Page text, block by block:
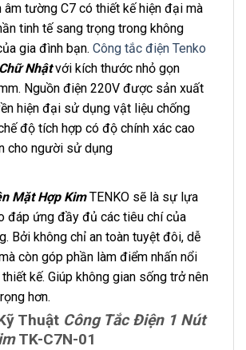
âm tường C7 có thiết kế hiện đại mà
tinh tế sang trọng trong không
gia đình bạn. Công tắc điện Tenko
Chữ Nhậtvới kích thước nhỏ gọn
Nguồn điện 220V được sản xuất
hiện đại sử dụng vật liệu chống
độ tích hợp có độ chính xác cao
cho người sử dụng
Mặt Hợp KimTENKO sẽ là sự lựa
đáp ứng đầy đủ các tiêu chí của
Bởi không chỉ an toàn tuyệt đôi, dễ
còn góp phần làm điểm nhấn nổi
kế. Giúp không gian sống trở nên
hơn.
Thuật Công Tắc Điện 1 Nút
TK-C7N-01